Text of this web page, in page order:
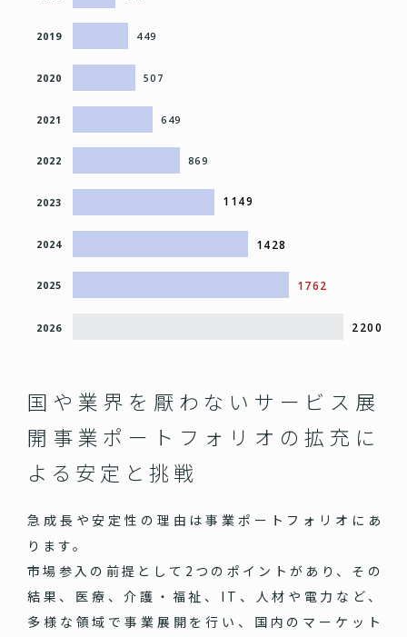
449
2019
507
2020
649
2021
869
2022
1149
2023
1428
2024
1762
2025
2200
2026
国や業界を厭わないサービス展
開 事業ポートフォリオの拡充に
よる安定と挑戦
急成長や安定性の理由は事業ポートフォリオにあ
ります。
市場参入の前提として2つのポイントがあり、その
結果、医療、介護・福祉、IT、人材や電力など、
多様な領域で事業展開を行い、国内のマーケット